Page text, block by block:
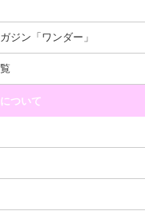
ジン「ワンダー」
ついて